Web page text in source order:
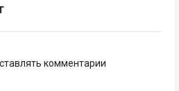
комментарии